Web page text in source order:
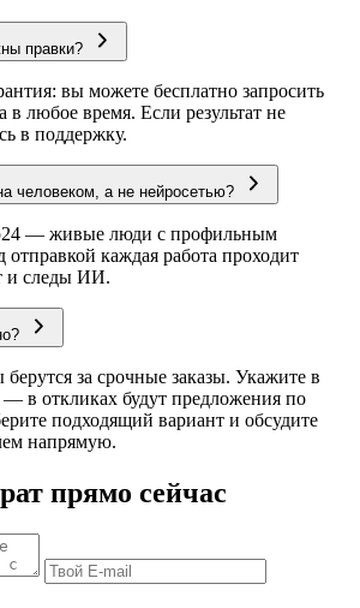
правки?
вы можете бесплатно запросить
в любое время. Если результат не
в поддержку.
человеком, а не нейросетью?
— живые люди с профильным
отправкой каждая работа проходит
и следы ИИ.
за срочные заказы. Укажите в
в откликах будут предложения по
подходящий вариант и обсудите
напрямую.
прямо сейчас